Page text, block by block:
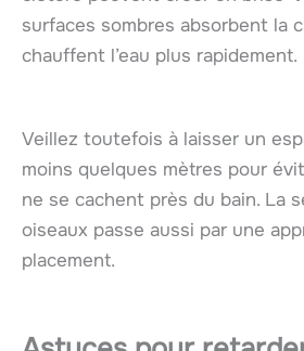
surfaces sombres absorbent la
chauffent l’eau plus rapidement.
Veillez toutefois à laisser un
moins quelques mètres pour
ne se cachent près du bain. La
oiseaux passe aussi par une
placement.